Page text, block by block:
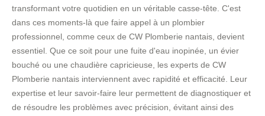
transformant votre quotidien en un véritable casse-tête. C'est
dans ces moments-là que faire appel à un plombier
professionnel, comme ceux de CW Plomberie nantais, devient
essentiel. Que ce soit pour une fuite d'eau inopinée, un évier
bouché ou une chaudière capricieuse, les experts de CW
Plomberie nantais interviennent avec rapidité et efficacité. Leur
expertise et leur savoir-faire leur permettent de diagnostiquer et
de résoudre les problèmes avec précision, évitant ainsi des